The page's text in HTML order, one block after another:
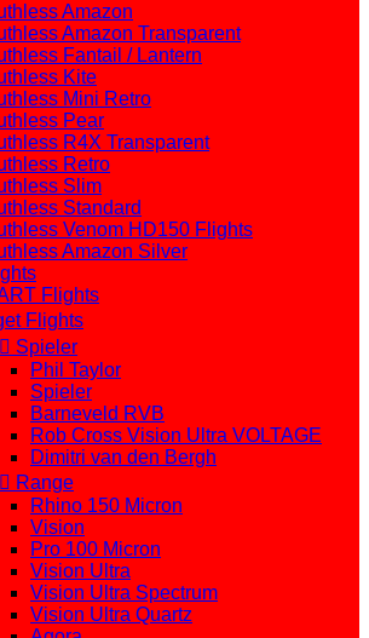
Amazon
Amazon Transparent
Fantail / Lantern
Kite
Mini Retro
Pear
R4X Transparent
Retro
Slim
Standard
Venom HD150 Flights
Amazon Silver
Flights
Flights
 Spieler
Phil Taylor
Spieler
Barneveld RVB
Rob Cross Vision Ultra VOLTAGE
Dimitri van den Bergh
 Range
Rhino 150 Micron
Vision
Pro 100 Micron
Vision Ultra
Vision Ultra Spectrum
Vision Ultra Quartz